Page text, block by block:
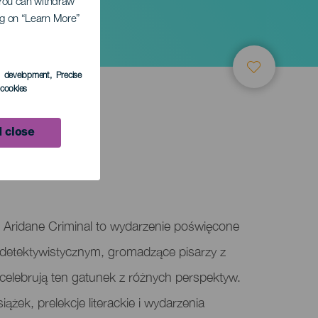
can withdraw
on “Learn More”
development, Precise
close
Criminal to wydarzenie poświęcone
gromadzące pisarzy z
ten gatunek z różnych perspektyw.
prelekcje literackie i wydarzenia